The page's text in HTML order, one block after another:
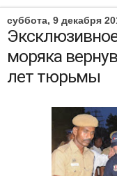
суббота, 9 декабря
моряка
лет тюрьмы